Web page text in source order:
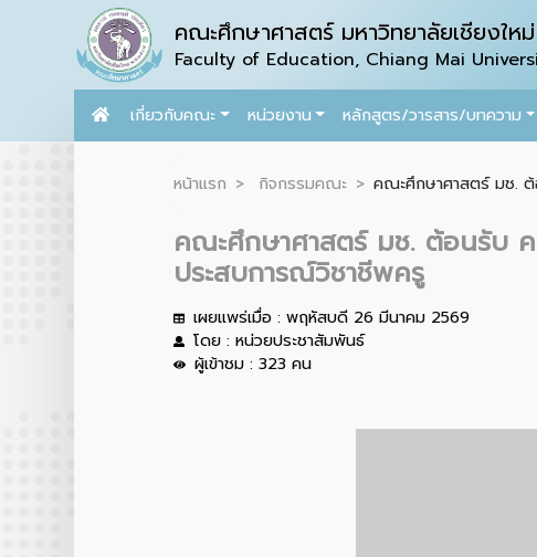
คณะศึกษาศาสตร์ มหาวิทยาลัยเชียงใหม่
Faculty of Education, Chiang Mai
เกี่ยวกับคณะ หน่วยงาน หลักสูตร/วารสาร/บทความ
หน้าแรก กิจกรรมคณะ คณะศึกษาศาสตร์ มช. ต้
คณะศึกษาศาสตร์ มช. ต้อนรับ
ประสบการณ์วิชาชีพครู
เผยแพร่เมื่อ : พฤหัสบดี 26 มีนาคม 2569
โดย : หน่วยประชาสัมพันธ์
ผู้เข้าชม : 323 คน